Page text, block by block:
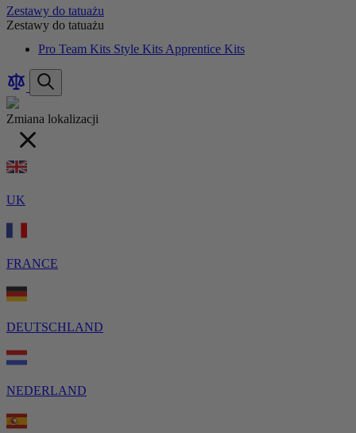
Zestawy do tatuażu
Zestawy do tatuażu
Pro Team Kits Style Kits Apprentice Kits
Porównaj
produkty
produkt
KOSZYK
Szukaj
Zmiana lokalizacji
UK
FRANCE
DEUTSCHLAND
NEDERLAND